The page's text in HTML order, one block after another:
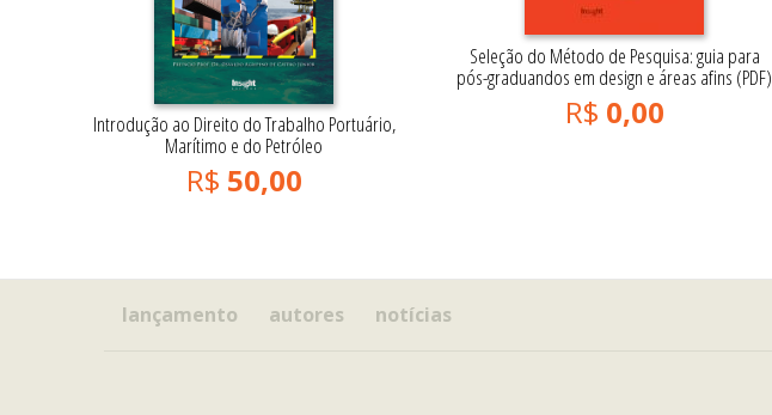
Introdução ao Direito do Trabalho Portuário,
Marítimo e do Petróleo
R$ 50,00
Seleção do Método de Pesquisa: guia para
pós-graduandos em design e áreas afins (PDF)
R$ 0,00
lançamento autores notícias